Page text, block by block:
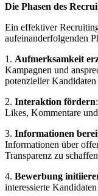
Die Phasen des
Ein effektiver
aufeinanderfolgenden
1. Aufmerksamkeit
Kampagnen und
potenzieller
2. Interaktion fördern
Likes, Kommentare
3. Informationen
Informationen über
Transparenz zu
4. Bewerbung
interessierte